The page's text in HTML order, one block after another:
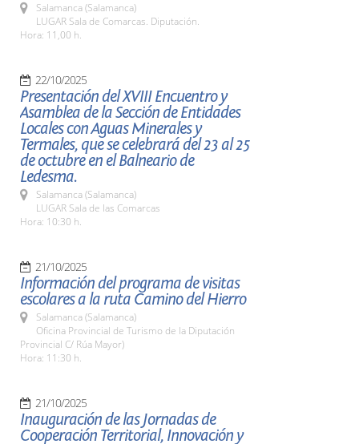
Salamanca (Salamanca)
LUGAR Sala de Comarcas. Diputación.
Hora: 11,00 h.
22/10/2025
Presentación del XVIII Encuentro y
Asamblea de la Sección de Entidades
Locales con Aguas Minerales y
Termales, que se celebrará del 23 al 25
de octubre en el Balneario de
Ledesma.
Salamanca (Salamanca)
LUGAR Sala de las Comarcas
Hora: 10:30 h.
21/10/2025
Información del programa de visitas
escolares a la ruta Camino del Hierro
Salamanca (Salamanca)
Oficina Provincial de Turismo de la Diputación
Provincial C/ Rúa Mayor)
Hora: 11:30 h.
21/10/2025
Inauguración de las Jornadas de
Cooperación Territorial, Innovación y